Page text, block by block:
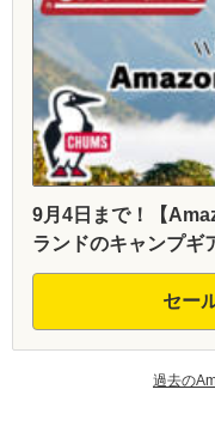
9月4日まで！【
ランドのキャンプギ
セー
過去の